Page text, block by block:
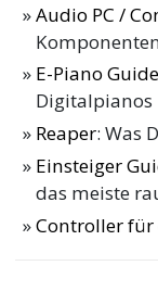
Audio PC /
E-Piano Guide
Digitalpianos
Reaper: Was
Einsteiger
das meiste
Controller